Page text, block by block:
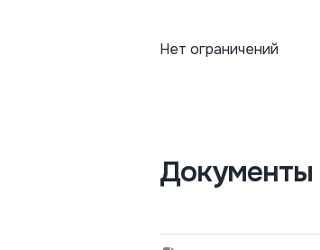
Нет ограничений
Документы